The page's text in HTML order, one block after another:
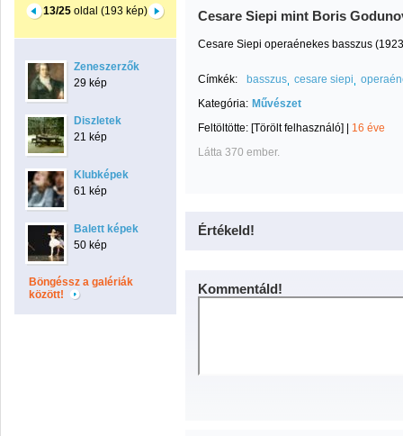
13/25 oldal (193 kép)
Zeneszerzők
29 kép
Diszletek
21 kép
Klubképek
61 kép
Balett képek
50 kép
Böngéssz a galériák
között!
Cesare Siepi mint Boris
Cesare Siepi operaénekes basszus
Címkék: basszus cesare siepi
Kategória: Művészet
Feltöltötte: [Törölt felhasználó]
16 éve
Látta 370 ember.
Értékeld!
Kommentáld!